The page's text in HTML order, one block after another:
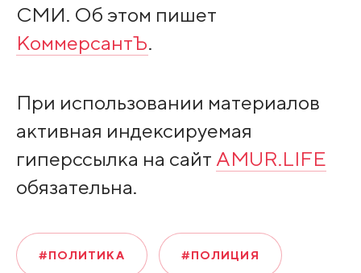
СМИ. Об этом пишет
КоммерсантЪ.
При использовании материалов
активная индексируемая
гиперссылка на сайт AMUR.LIFE
обязательна.
#ПОЛИТИКА #ПОЛИЦИЯ